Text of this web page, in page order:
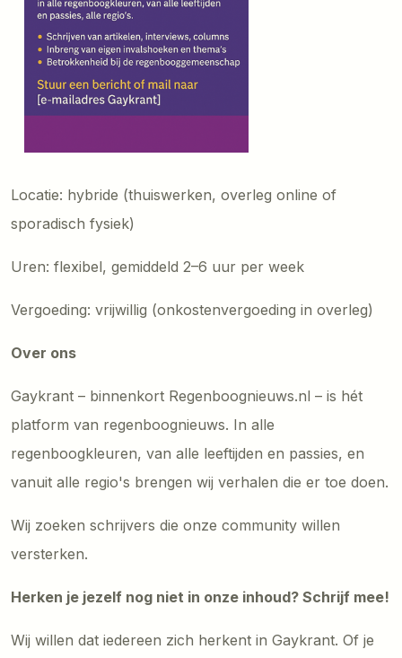
Locatie: hybride (thuiswerken, overleg online of
sporadisch fysiek)
Uren: flexibel, gemiddeld 2–6 uur per week
Vergoeding: vrijwillig (onkostenvergoeding in overleg)
Over ons
Gaykrant – binnenkort Regenboognieuws.nl – is hét
platform van regenboognieuws. In alle
regenboogkleuren, van alle leeftijden en passies, en
vanuit alle regio's brengen wij verhalen die er toe doen.
Wij zoeken schrijvers die onze community willen
versterken.
Herken je jezelf nog niet in onze inhoud? Schrijf mee!
Wij willen dat iedereen zich herkent in Gaykrant. Of je